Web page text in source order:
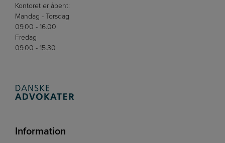
Kontoret er åbent:
Mandag - Torsdag
09.00 - 16.00
Fredag
09.00 - 15.30
Information